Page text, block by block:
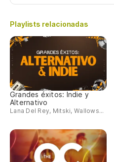
Playlists relacionadas
Grandes éxitos: Indie y
Alternativo
Lana Del Rey, Mitski, Wallows...